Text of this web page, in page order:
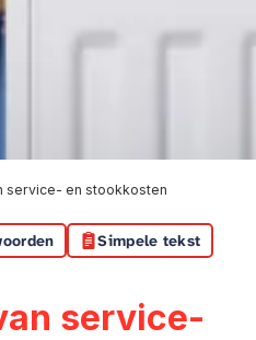
service- en stookkosten
Simpele tekst
service-